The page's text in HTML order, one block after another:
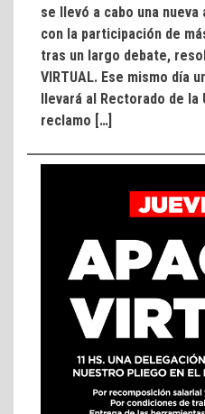
se llevó a cabo una nueva
con la participación de
tras un largo debate,
VIRTUAL. Ese mismo día
llevará al Rectorado de
reclamo […]